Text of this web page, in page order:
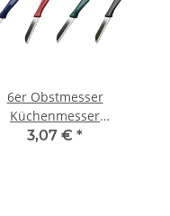
6er Obstmesser
Küchenmesser
Schälmesser Messer
3,07 € *